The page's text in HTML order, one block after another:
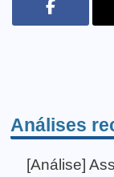
Análises
[Análise]